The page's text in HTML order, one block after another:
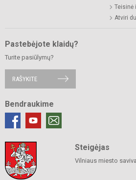
Teisinė
Atviri
Pastebėjote klaidų?
Turite pasiūlymų?
RAŠYKITE
Bendraukime
Steigėjas
Vilniaus miesto